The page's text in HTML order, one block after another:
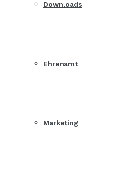
Downloads
Ehrenamt
Marketing